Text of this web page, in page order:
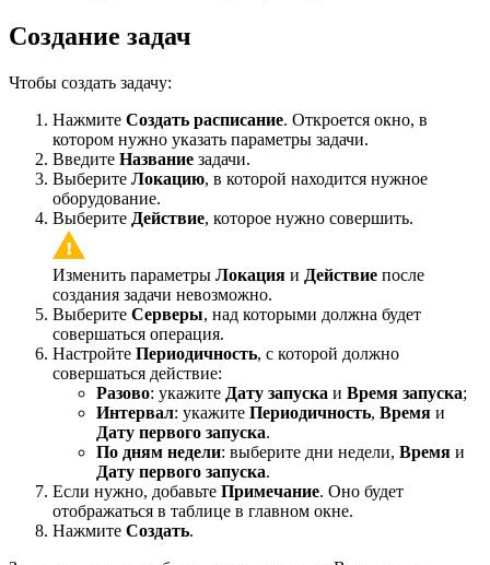
Создание задач
Чтобы создать задачу:
Нажмите Создать расписание. Откроется окно, в
котором нужно указать параметры задачи.
Введите Название задачи.
Выберите Локацию, в которой находится нужное
оборудование.
Выберите Действие, которое нужно совершить.
Изменить параметры Локация и Действие после
создания задачи невозможно.
Выберите Серверы, над которыми должна будет
совершаться операция.
Настройте Периодичность, с которой должно
совершаться действие:
Разово: укажите Дату запуска и Время запуска;
Интервал: укажите Периодичность, Время и
Дату первого запуска.
По дням недели: выберите дни недели, Время и
Дату первого запуска.
Если нужно, добавьте Примечание. Оно будет
отображаться в таблице в главном окне.
Нажмите Создать.